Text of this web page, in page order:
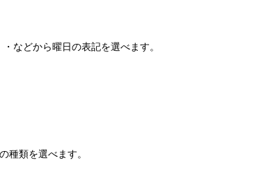
などから曜日の表記を選べます。
種類を選べます。